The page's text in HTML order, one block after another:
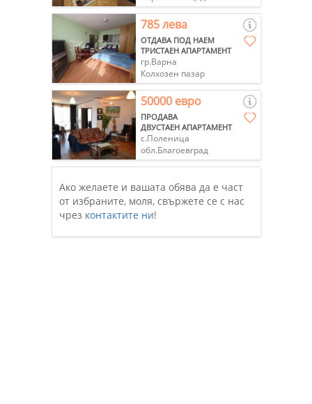
785 лева
ОТДАВА ПОД НАЕМ
ТРИСТАЕН АПАРТАМЕНТ
гр.Варна
Колхозен пазар
50000 евро
ПРОДАВА
ДВУСТАЕН АПАРТАМЕНТ
с.Поленица
обл.Благоевград
Ако желаете и вашата обява да е част
от избраните, моля, свържете се с нас
чрез контактите ни!